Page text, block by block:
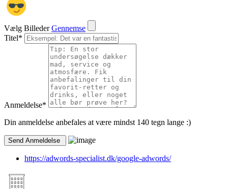
Vælg Billeder Gennemse
Titel*
Anmeldelse*
Din anmeldelse anbefales at være mindst 140 tegn lange :)
https://adwords-specialist.dk/google-adwords/